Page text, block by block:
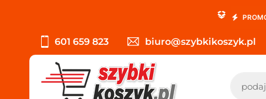
PROMOCJA: ORLEN
601 659 823 biuro@szybkikoszyk.pl